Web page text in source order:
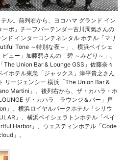
ル。前列右から、ヨコハマ グランド イン
ボ」チーフバーテンダー古川周氣さんの
ド インターコンチネンタル ホテル「マリ
Tone ～特別な夜～」、横浜ベイシェ
ュー」加藤碧さんの「碧 ～みどり～」、
The Union Bar & Lounge GSS」佐藤奈々
ホテル東急「ジャックス」津平貴之さん
リージェンシー 横浜「The Union Bar &
Martini」、後列右から、ザ・カハラ・ホ
ザ・カハラ ラウンジ＆バー」戸
」、横浜ロイヤルパークホテル「シリウ
」、横浜ベイシェラトンホテル「ベイ
Harbor」、ウェスティンホテル「Code
」。